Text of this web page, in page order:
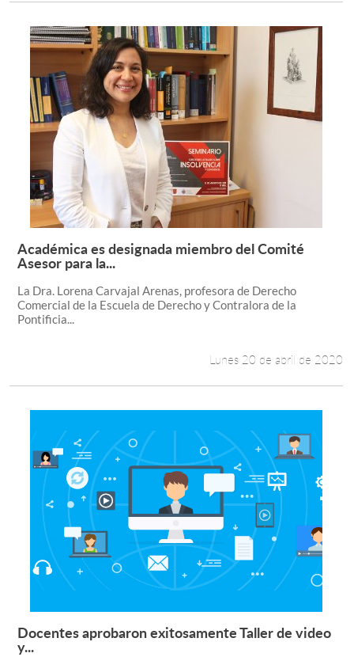
Leer más +
Académica es designada miembro del Comité
Asesor para la...
La Dra. Lorena Carvajal Arenas, profesora de Derecho
Comercial de la Escuela de Derecho y Contralora de la
Pontificia...
Lunes 20 de abril de 2020
Leer más +
Docentes aprobaron exitosamente Taller de video
y...